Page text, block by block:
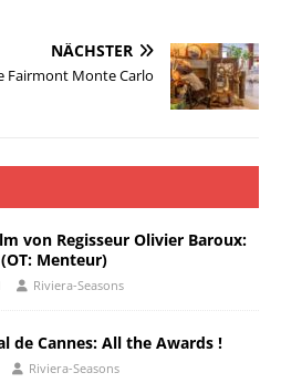
NÄCHSTER
Fairmont Monte Carlo
von Regisseur Olivier Baroux:
Menteur)
Riviera-Seasons
de Cannes: All the Awards !
Riviera-Seasons